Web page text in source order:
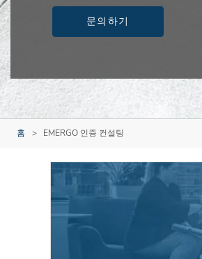
문의하기
홈 EMERGO 인증 컨설팅